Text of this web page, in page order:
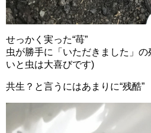
せっかく実った“苺”
虫が勝手に「いただきました」
いと虫は大喜びです)
共生？と言うにはあまりに“残酷”